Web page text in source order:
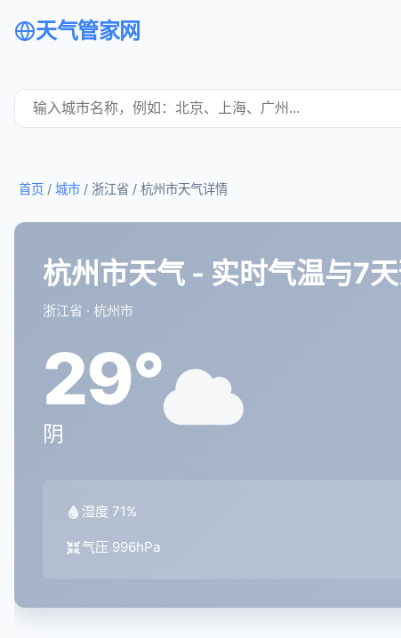
天气管家网
首页 / 城市 / 浙江省 / 杭州市天气详情
杭州市天气 - 实时气温与7
浙江省 · 杭州市
29°
阴
湿度 71%
气压 996hPa